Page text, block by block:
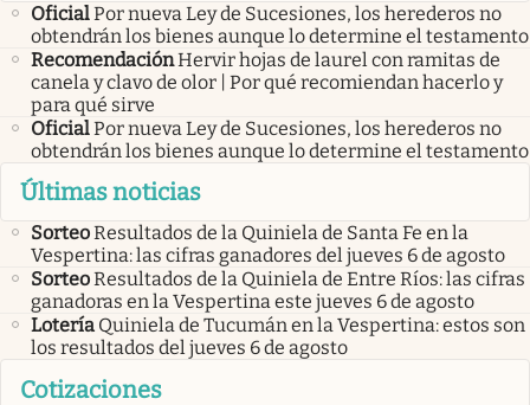
OficialPor nueva Ley de Sucesiones, los herederos no
obtendrán los bienes aunque lo determine el testamento
RecomendaciónHervir hojas de laurel con ramitas de
canela y clavo de olor | Por qué recomiendan hacerlo y
para qué sirve
OficialPor nueva Ley de Sucesiones, los herederos no
obtendrán los bienes aunque lo determine el testamento
Últimas noticias
SorteoResultados de la Quiniela de Santa Fe en la
Vespertina: las cifras ganadores del jueves 6 de agosto
SorteoResultados de la Quiniela de Entre Ríos: las cifras
ganadoras en la Vespertina este jueves 6 de agosto
Lotería Quiniela de Tucumán en la Vespertina: estos son
los resultados del jueves 6 de agosto
Cotizaciones